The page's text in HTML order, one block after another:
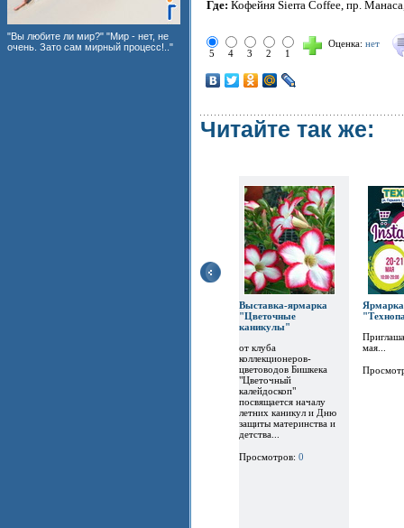
"Вы любите ли мир?" "Мир - нет, не
очень. Зато сам мирный процесс!.."
Где: Кофейня Sierra Coffee, пр.
5 4 3 2 1
Оценка: нет
Читайте так же:
Выставка-ярмарка
"Цветочные
каникулы"
от клуба
коллекционеров-
цветоводов Бишкека
"Цветочный
калейдоскоп"
посвящается началу
летних каникул и Дню
защиты материнства и
детства...
Просмотров: 0
мая...